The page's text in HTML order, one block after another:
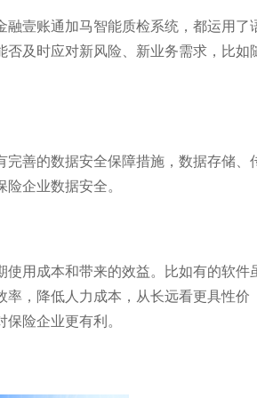
融壹账通加马智能质检系统，都运用了
及时应对新风险、新业务需求，比如
善的数据安全保障措施，数据存储、
企业数据安全。​
用成本和带来的效益。比如有的软件
，降低人力成本，从长远看更具性价
险企业更有利。​